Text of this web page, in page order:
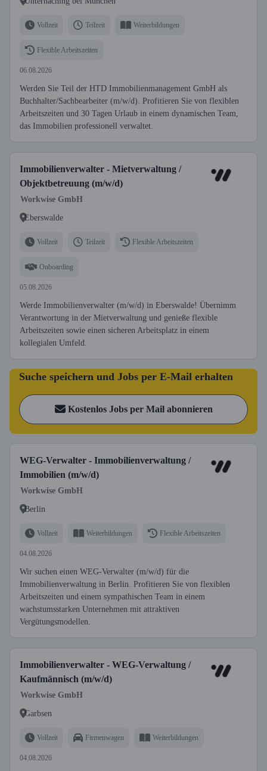
Vollzeit Teilzeit Weiterbildungen
Flexible Arbeitszeiten
06.08.2026
Werden Sie Teil der HTD Immobilienmanagement GmbH als
Buchhalter/Sachbearbeiter (m/w/d). Profitieren Sie von flexiblen
Arbeitszeiten und 30 Tagen Urlaub in einem dynamischen Team,
das Immobilien professionell verwaltet.
Immobilienverwalter - Mietverwaltung /
Objektbetreuung (m/w/d)
Workwise GmbH
Eberswalde
Vollzeit Teilzeit Flexible Arbeitszeiten
Onboarding
05.08.2026
Werde Immobilienverwalter (m/w/d) in Eberswalde! Übernimm
Verantwortung in der Mietverwaltung und genieße flexible
Arbeitszeiten sowie einen sicheren Arbeitsplatz in einem
kollegialen Umfeld.
Suche speichern und Jobs per E-Mail erhalten
Kostenlos Jobs per Mail abonnieren
WEG-Verwalter - Immobilienverwaltung /
Immobilien (m/w/d)
Workwise GmbH
Berlin
Vollzeit Weiterbildungen Flexible Arbeitszeiten
04.08.2026
Wir suchen einen WEG-Verwalter (m/w/d) für die
Immobilienverwaltung in Berlin. Profitieren Sie von flexiblen
Arbeitszeiten und einem sympathischen Team in einem
wachstumsstarken Unternehmen mit attraktiven
Vergütungsmodellen.
Immobilienverwalter - WEG-Verwaltung /
Kaufmännisch (m/w/d)
Workwise GmbH
Garbsen
Vollzeit Firmenwagen Weiterbildungen
04.08.2026